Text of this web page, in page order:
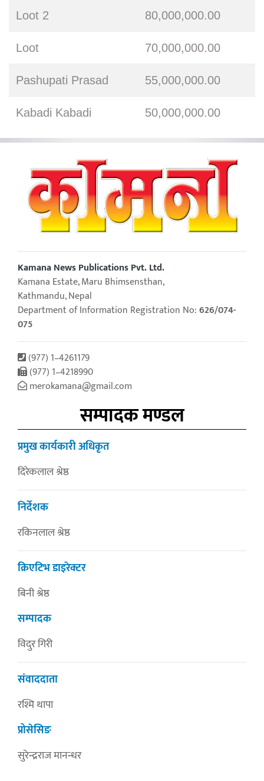
Loot 2 80,000,000.00
Loot 70,000,000.00
Pashupati Prasad 55,000,000.00
Kabadi Kabadi 50,000,000.00
Kamana News Publications Pvt. Ltd.
Kamana Estate, Maru Bhimsensthan,
Kathmandu, Nepal
Department of Information Registration No:626/074-
075
(977) 1–4261179
(977) 1–4218990
merokamana@gmail.com
सम्पादक मण्डल
प्रमुख कार्यकारी अधिकृत
दिरेकलाल श्रेष्ठ
निर्देशक
रकिनलाल श्रेष्ठ
क्रिएटिभ डाइरेक्टर
बिनी श्रेष्ठ
सम्पादक
विदुर गिरी
संवाददाता
रश्मि थापा
प्रोसेसिङ
सुरेन्द्रराज मानन्धर